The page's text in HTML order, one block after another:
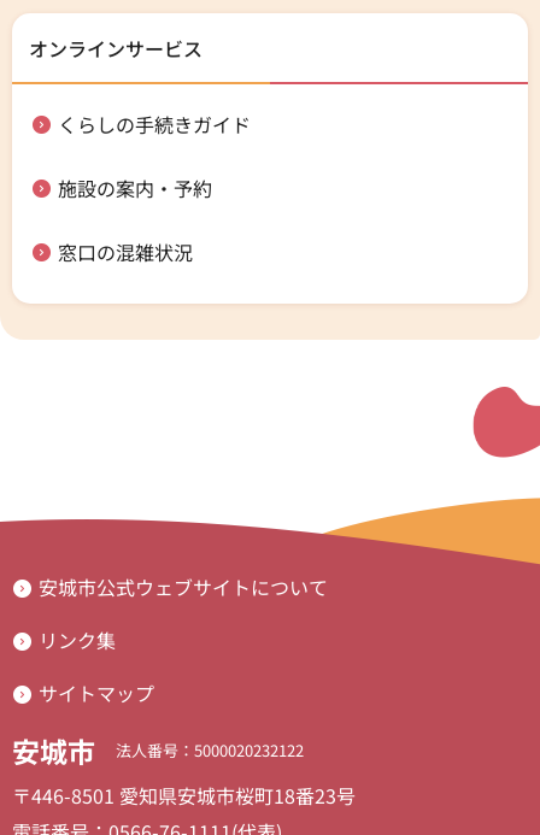
オンラインサービス
くらしの手続きガイド
施設の案内・予約
窓口の混雑状況
安城市公式ウェブサイトについて
リンク集
サイトマップ
安城市 法人番号：5000020232122
〒446-8501 愛知県安城市桜町18番23号